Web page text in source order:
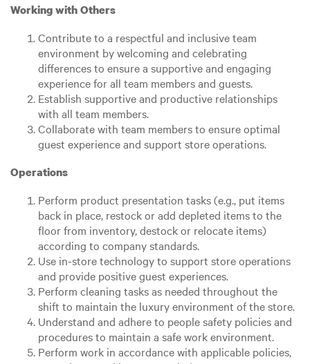
Working with Others
Contribute to a respectful and inclusive team
environment by welcoming and celebrating
differences to ensure a supportive and engaging
experience for all team members and guests.
Establish supportive and productive relationships
with all team members.
Collaborate with team members to ensure optimal
guest experience and support store operations.
Operations
Perform product presentation tasks (e.g., put items
back in place, restock or add depleted items to the
floor from inventory, destock or relocate items)
according to company standards.
Use in-store technology to support store operations
and provide positive guest experiences.
Perform cleaning tasks as needed throughout the
shift to maintain the luxury environment of the store.
Understand and adhere to people safety policies and
procedures to maintain a safe work environment.
Perform work in accordance with applicable policies,